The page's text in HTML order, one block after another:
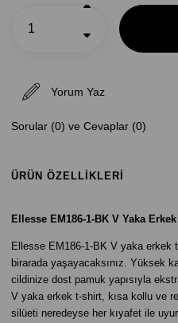
Yorum Yaz
Sorular (0) ve Cevaplar (0)
ÜRÜN ÖZELLIKLERI
Ellesse EM186-1-BK V Yaka
Ellesse EM186-1-BK V yaka erkek
birarada yaşayacaksınız. Yüksek
cildinize dost pamuk yapısıyla
V yaka erkek t-shirt, kısa kollu ve
silüeti neredeyse her kıyafet ile